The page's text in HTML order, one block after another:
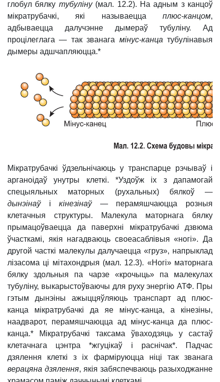
глобул бялку тубуліну(мал. 12.2). На адным з канцоў
мікратрубачкі, які называецца плюс-канцом,
адбываецца далучэнне дымераў тубуліну. Ад
процілеглага — так званага мінус-канца тубулінавыя
дымеры адшчапляюцца.*
Мікратрубачкі ўдзельнічаюць у транспарце рэчываў і
арганоідаў унутры клеткі. *Уздоўж іх з дапамогай
спецыяльных маторных (рухальных) бялкоў —
дынэінаўікінезінаў— перамяшчаюцца розныя
клетачныя структуры. Малекула маторнага бялку
прымацоўваецца да паверхні мікратрубачкі дзвюма
ўчасткамі, якія нагадваюць своеасаблівыя «ногі». Да
другой часткі малекулы далучаецца «груз», напрыклад
лізасома ці мітахондрыя (мал. 12.3). «Ногі» маторнага
бялку здольныя па чарзе «крочыць» па малекулах
тубуліну, выкарыстоўваючы для руху энергію АТФ. Пры
гэтым дынэіны ажыццяўляюць транспарт ад плюс-
канца мікратрубачкі да яе мінус-канца, а кінезіны,
наадварот, перамяшчаюцца ад мінус-канца да плюс-
канца.*
Мікратрубачкі таксама ўваходзяць у састаў
клетачнага цэнтра *жгуцікаў і раснічак*. Падчас
дзялення клеткі з іх фарміруюцца ніці так званага
верацяна дзялення, якія забяспечваюць разыходжанне